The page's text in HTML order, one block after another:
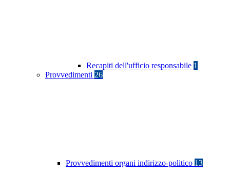
Recapiti dell'ufficio responsabile 1
Provvedimenti 26
Provvedimenti organi indirizzo-politico 13